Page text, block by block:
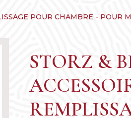
POUR CHAMBRE - POUR
STORZ &